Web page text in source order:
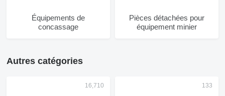
Équipements de
concassage
Pièces détachées pour
équipement minier
Autres catégories